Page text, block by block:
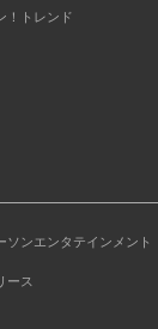
！トレンド
ソンエンタテインメント
ース